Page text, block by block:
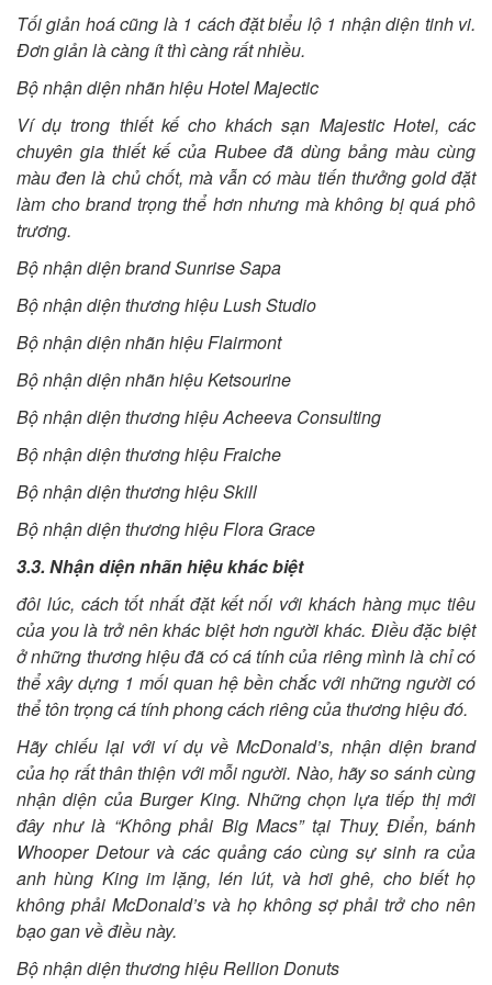
Tối giản hoá cũng là 1 cách đặt biểu lộ 1 nhận diện tinh vi.
Đơn giản là càng ít thì càng rất nhiều.
Bộ nhận diện nhãn hiệu Hotel Majectic
Ví dụ trong thiết kế cho khách sạn Majestic Hotel, các
chuyên gia thiết kế của Rubee đã dùng bảng màu cùng
màu đen là chủ chốt, mà vẫn có màu tiến thưởng gold đặt
làm cho brand trọng thể hơn nhưng mà không bị quá phô
trương.
Bộ nhận diện brand Sunrise Sapa
Bộ nhận diện thương hiệu Lush Studio
Bộ nhận diện nhãn hiệu Flairmont
Bộ nhận diện nhãn hiệu Ketsourine
Bộ nhận diện thương hiệu Acheeva Consulting
Bộ nhận diện thương hiệu Fraiche
Bộ nhận diện thương hiệu Skill
Bộ nhận diện thương hiệu Flora Grace
3.3. Nhận diện nhãn hiệu khác biệt
đôi lúc, cách tốt nhất đặt kết nối với khách hàng mục tiêu
của you là trở nên khác biệt hơn người khác. Điều đặc biệt
ở những thương hiệu đã có cá tính của riêng mình là chỉ có
thể xây dựng 1 mối quan hệ bền chắc với những người có
thể tôn trọng cá tính phong cách riêng của thương hiệu đó.
Hãy chiếu lại với ví dụ về McDonald’s, nhận diện brand
của họ rất thân thiện với mỗi người. Nào, hãy so sánh cùng
nhận diện của Burger King. Những chọn lựa tiếp thị mới
đây như là “Không phải Big Macs” tại Thuỵ Điển, bánh
Whooper Detour và các quảng cáo cùng sự sinh ra của
anh hùng King im lặng, lén lút, và hơi ghê, cho biết họ
không phải McDonald’s và họ không sợ phải trở cho nên
bạo gan về điều này.
Bộ nhận diện thương hiệu Rellion Donuts